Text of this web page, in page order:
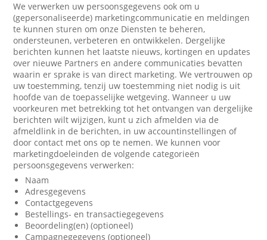
We verwerken uw persoonsgegevens ook om u
(gepersonaliseerde) marketingcommunicatie en meldingen
te kunnen sturen om onze Diensten te beheren,
ondersteunen, verbeteren en ontwikkelen. Dergelijke
berichten kunnen het laatste nieuws, kortingen en updates
over nieuwe Partners en andere communicaties bevatten
waarin er sprake is van direct marketing. We vertrouwen op
uw toestemming, tenzij uw toestemming niet nodig is uit
hoofde van de toepasselijke wetgeving. Wanneer u uw
voorkeuren met betrekking tot het ontvangen van dergelijke
berichten wilt wijzigen, kunt u zich afmelden via de
afmeldlink in de berichten, in uw accountinstellingen of
door contact met ons op te nemen. We kunnen voor
marketingdoeleinden de volgende categorieën
persoonsgegevens verwerken:
Naam
Adresgegevens
Contactgegevens
Bestellings- en transactiegegevens
Beoordeling(en) (optioneel)
Campagnegegevens (optioneel)